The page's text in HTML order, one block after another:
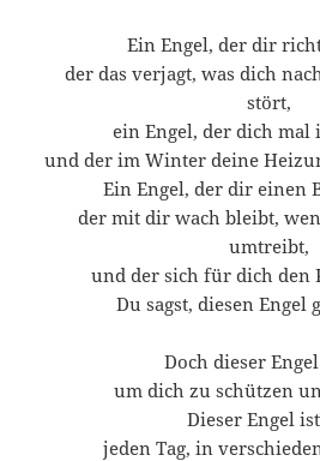
Ein Engel, der dir
der das verjagt, was dich
stört,
ein Engel, der dich mal
und der im Winter deine
Ein Engel, der dir einen
der mit dir wach bleibt,
umtreibt,
und der sich für dich den
Du sagst, diesen Engel
Doch dieser
um dich zu schützen
Dieser Engel
jeden Tag, in